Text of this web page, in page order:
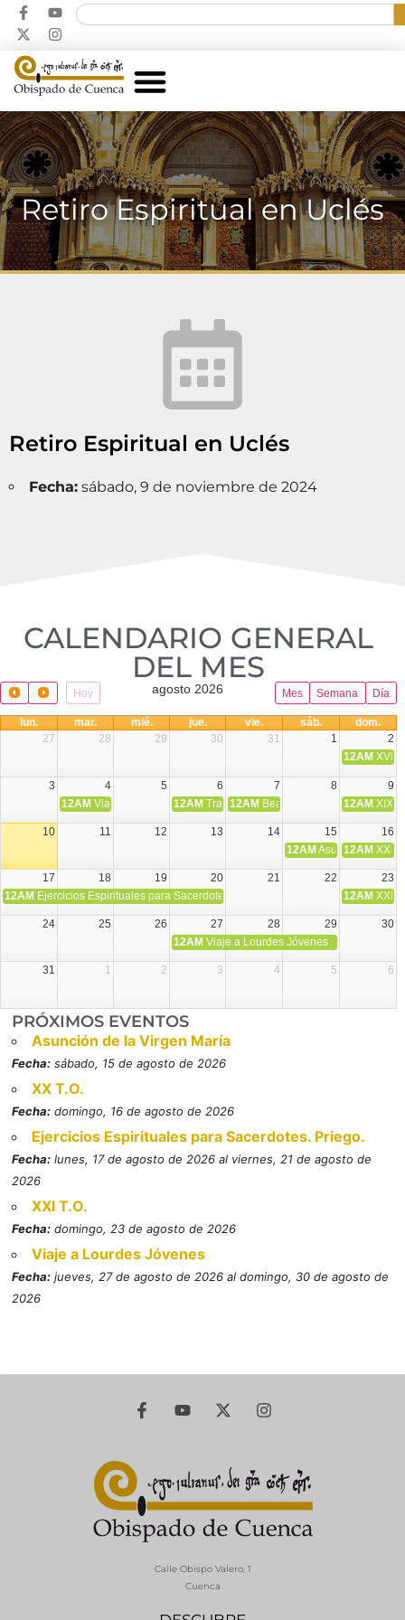
Retiro Espiritual en Uclés
Retiro Espiritual en Uclés
Fecha: sábado, 9 de noviembre de 2024
CALENDARIO GENERAL
DEL MES​
Hoy Mes Semana Día
agosto 2026
lun. mar. mié. jue. vie. sáb.
dom.
27
28 29 30 31 1
2
12AM XVIII
3 4 5 6 7 8
9
12AM Viaje Diocesano a Japón.
12AM Transfiguración del Señor
12AM Beatos Cruz Laplana,
12AM XIX
10 11 12 13 14 15
16
12AM Asunción de la
12AM XX
17 18 19 20 21 22
23
12AM Ejercicios Espirituales para Sacerdotes. Priego. 12AM XXI
24 25 26 27 28 29
30
12AM Viaje a Lourdes Jóvenes
31 1 2 3 4 5 6
PRÓXIMOS EVENTOS
Asunción de la Virgen María
Fecha: sábado, 15 de agosto de 2026
XX T.O.
Fecha: domingo, 16 de agosto de 2026
Ejercicios Espirituales para Sacerdotes. Priego.
Fecha: lunes, 17 de agosto de 2026 al viernes, 21 de agosto de
2026
XXI T.O.
Fecha: domingo, 23 de agosto de 2026
Viaje a Lourdes Jóvenes
Fecha: jueves, 27 de agosto de 2026 al domingo, 30 de agosto de
2026
Calle Obispo Valero, 1
Cuenca